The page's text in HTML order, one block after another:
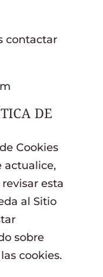
contactar
DE
Cookies
actualice,
esta
al Sitio
sobre
cookies.